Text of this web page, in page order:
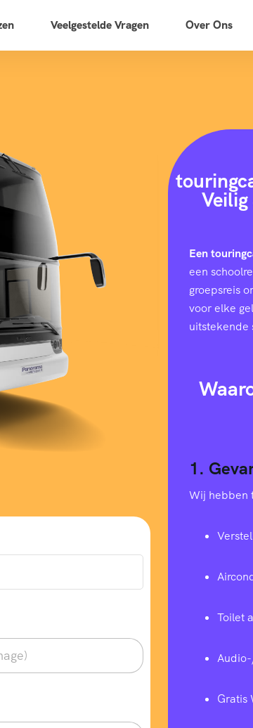
Veelgestelde Vragen Over Ons
Een
een
groepsreis
voor elke
uitstekende
1.
Wij hebben
Toilet
Gratis